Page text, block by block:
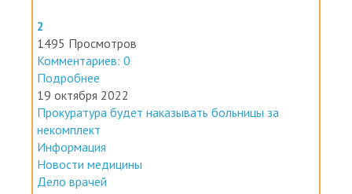
2
1495 Просмотров
Комментариев: 0
Подробнее
19 октября 2022
Прокуратура будет наказывать больницы за
некомплект
Информация
Новости медицины
Дело врачей